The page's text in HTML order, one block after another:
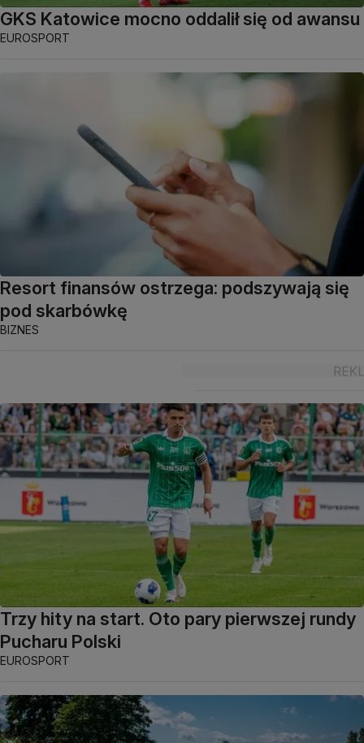
GKS Katowice mocno oddalił się od awansu
EUROSPORT
Resort finansów ostrzega: podszywają się
pod skarbówkę
BIZNES
Trzy hity na start. Oto pary pierwszej rundy
Pucharu Polski
EUROSPORT